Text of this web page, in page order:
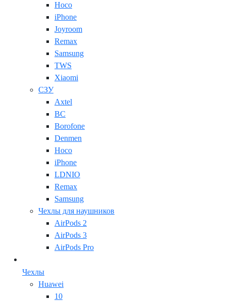
Hoco
iPhone
Joyroom
Remax
Samsung
TWS
Xiaomi
СЗУ
Axtel
BC
Borofone
Denmen
Hoco
iPhone
LDNIO
Remax
Samsung
Чехлы для наушников
AirPods 2
AirPods 3
AirPods Pro
Чехлы
Huawei
10